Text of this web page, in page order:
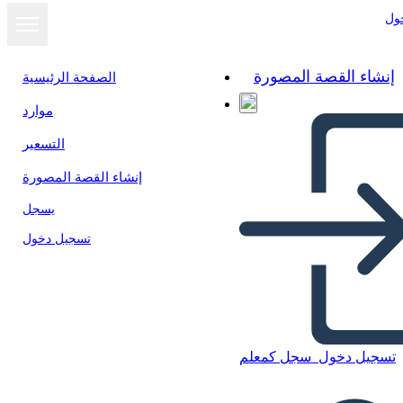
الصفحة الرئيسية
موارد
التسعير
إنشاء القصة المصورة
يسجل
تسجيل دخول
إنشاء القصة المصورة
تسجيل دخول سجل كمعلم